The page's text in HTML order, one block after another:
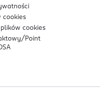
cookies
plikówcookies
Point